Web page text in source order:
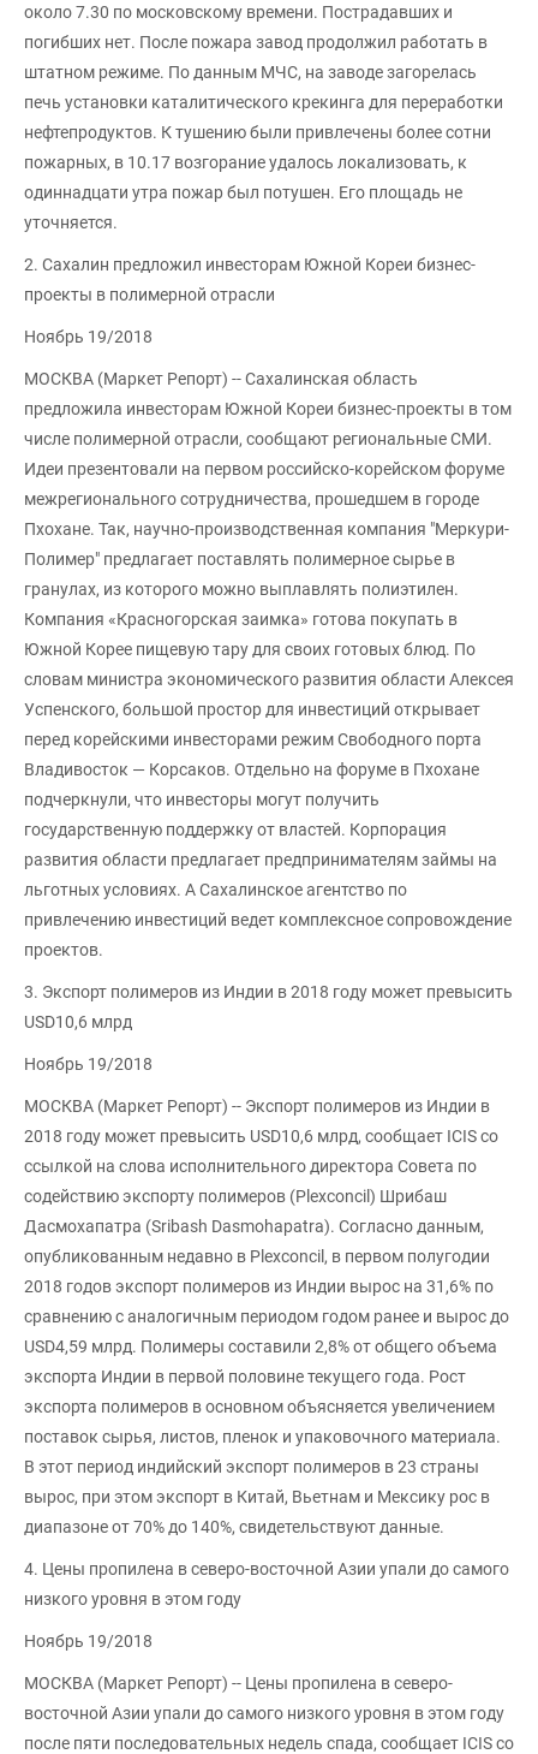
около 7.30 по московскому времени. Пострадавших и
погибших нет. После пожара завод продолжил работать в
штатном режиме. По данным МЧС, на заводе загорелась
печь установки каталитического крекинга для переработки
нефтепродуктов. К тушению были привлечены более сотни
пожарных, в 10.17 возгорание удалось локализовать, к
одиннадцати утра пожар был потушен. Его площадь не
уточняется.
2. Сахалин предложил инвесторам Южной Кореи бизнес-
проекты в полимерной отрасли
Ноябрь 19/2018
МОСКВА (Маркет Репорт) -- Сахалинская область
предложила инвесторам Южной Кореи бизнес-проекты в том
числе полимерной отрасли, сообщают региональные СМИ.
Идеи презентовали на первом российско-корейском форуме
межрегионального сотрудничества, прошедшем в городе
Пхохане. Так, научно-производственная компания "Меркури-
Полимер" предлагает поставлять полимерное сырье в
гранулах, из которого можно выплавлять полиэтилен.
Компания «Красногорская заимка» готова покупать в
Южной Корее пищевую тару для своих готовых блюд. По
словам министра экономического развития области Алексея
Успенского, большой простор для инвестиций открывает
перед корейскими инвесторами режим Свободного порта
Владивосток — Корсаков. Отдельно на форуме в Пхохане
подчеркнули, что инвесторы могут получить
государственную поддержку от властей. Корпорация
развития области предлагает предпринимателям займы на
льготных условиях. А Сахалинское агентство по
привлечению инвестиций ведет комплексное сопровождение
проектов.
3. Экспорт полимеров из Индии в 2018 году может превысить
USD10,6 млрд
Ноябрь 19/2018
МОСКВА (Маркет Репорт) -- Экспорт полимеров из Индии в
2018 году может превысить USD10,6 млрд, сообщает ICIS со
ссылкой на слова исполнительного директора Совета по
содействию экспорту полимеров (Plexconcil) Шрибаш
Дасмохапатра (Sribash Dasmohapatra). Согласно данным,
опубликованным недавно в Plexconcil, в первом полугодии
2018 годов экспорт полимеров из Индии вырос на 31,6% по
сравнению с аналогичным периодом годом ранее и вырос до
USD4,59 млрд. Полимеры составили 2,8% от общего объема
экспорта Индии в первой половине текущего года. Рост
экспорта полимеров в основном объясняется увеличением
поставок сырья, листов, пленок и упаковочного материала.
В этот период индийский экспорт полимеров в 23 страны
вырос, при этом экспорт в Китай, Вьетнам и Мексику рос в
диапазоне от 70% до 140%, свидетельствуют данные.
4. Цены пропилена в северо-восточной Азии упали до самого
низкого уровня в этом году
Ноябрь 19/2018
МОСКВА (Маркет Репорт) -- Цены пропилена в северо-
восточной Азии упали до самого низкого уровня в этом году
после пяти последовательных недель спада, сообщает ICIS со